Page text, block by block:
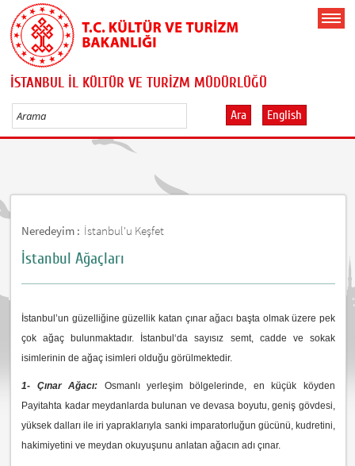
İSTANBUL İL KÜLTÜR VE TURİZM MÜDÜRLÜĞÜ
Ara English
Neredeyim : İstanbul'u Keşfet
İstanbul Ağaçları
İstanbul’un güzelliğine güzellik katan çınar ağacı başta olmak üzere pek
çok ağaç bulunmaktadır. İstanbul‘da sayısız semt, cadde ve sokak
isimlerinin de ağaç isimleri olduğu görülmektedir.
1- Çınar Ağacı: Osmanlı yerleşim bölgelerinde, en küçük köyden
Payitahta kadar meydanlarda bulunan ve devasa boyutu, geniş gövdesi,
yüksek dalları ile iri yapraklarıyla sanki imparatorluğun gücünü, kudretini,
hakimiyetini ve meydan okuyuşunu anlatan ağacın adı çınar.